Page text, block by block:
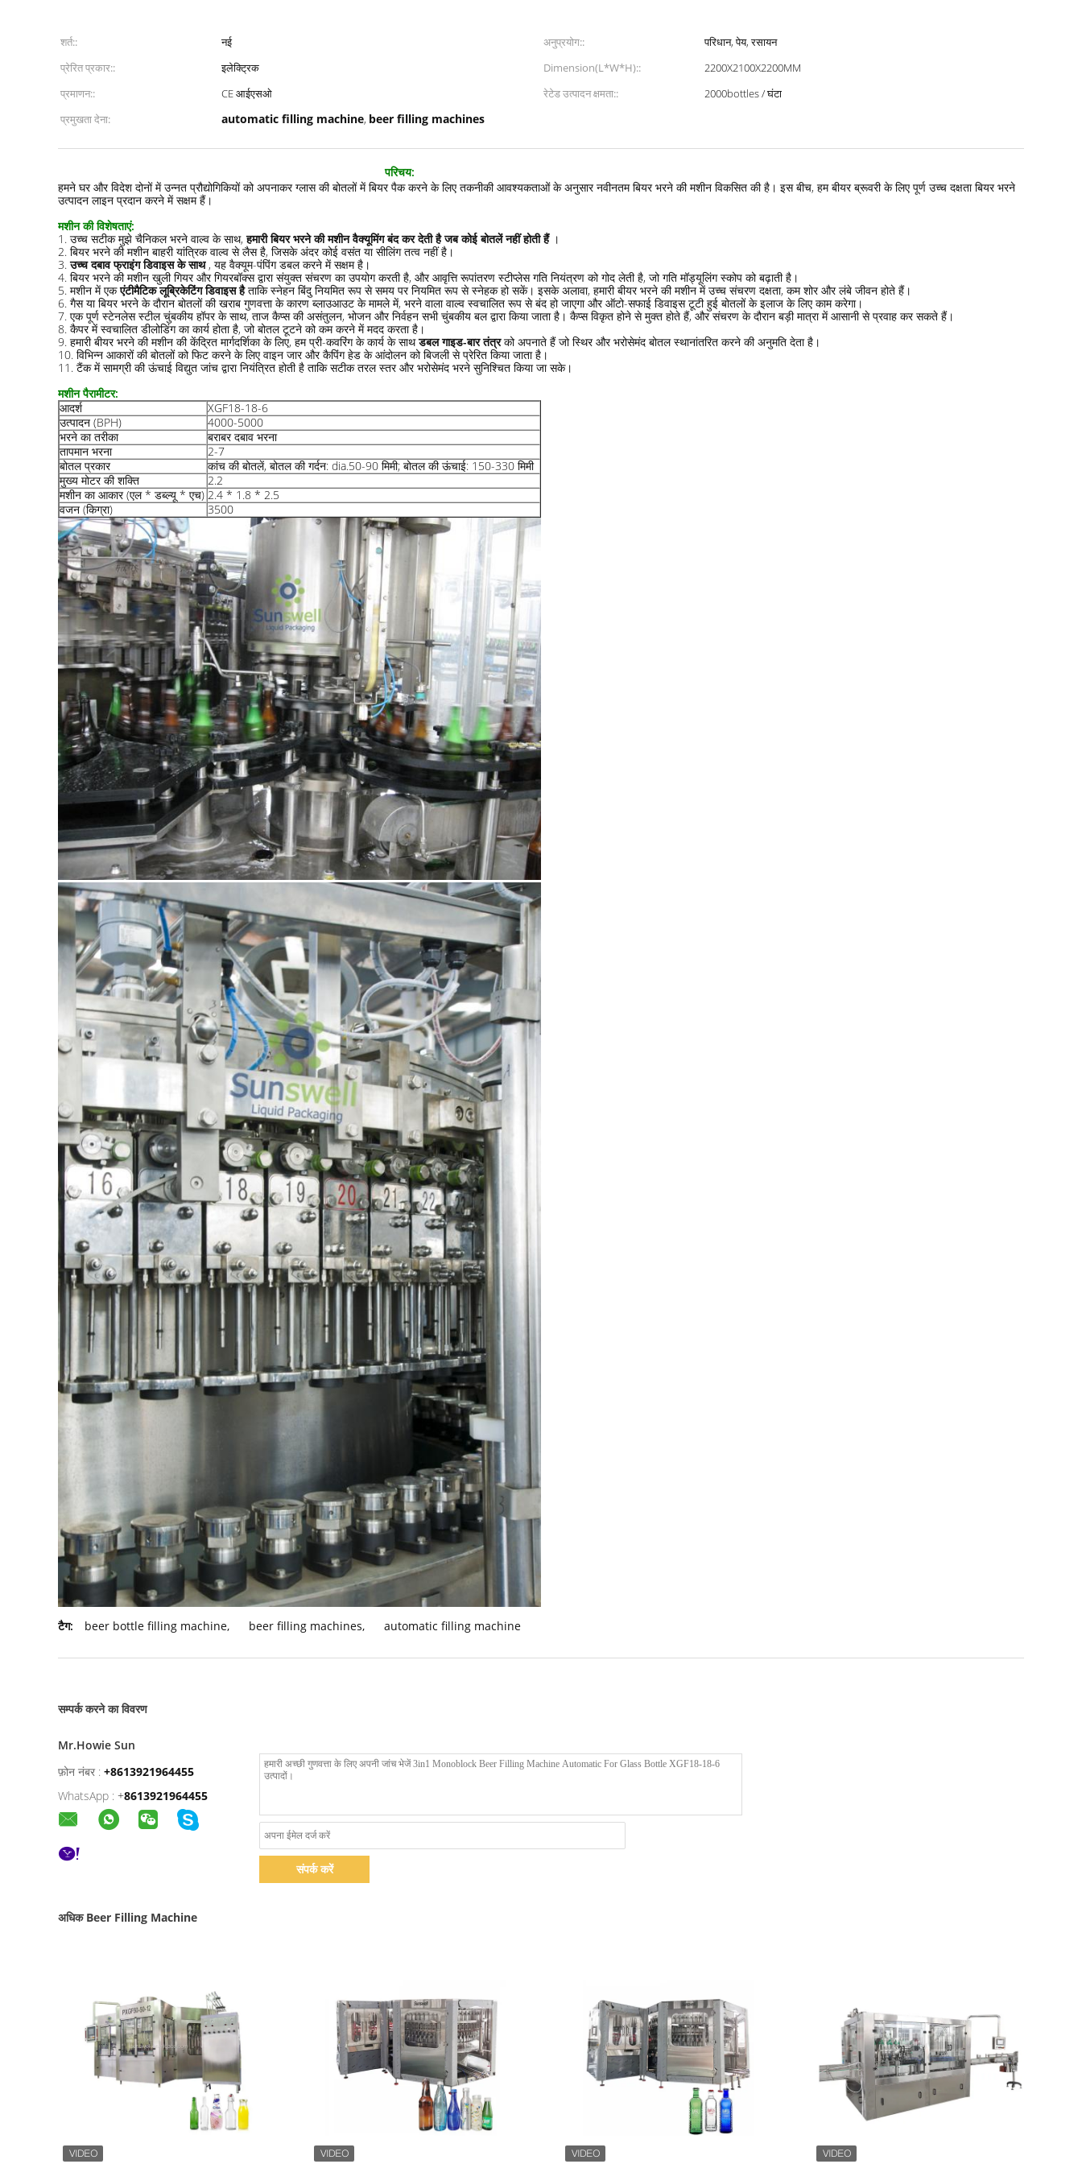
शर्त:: नई अनुप्रयोग::
परिधान, पेय, रसायन
प्रेरित प्रकार::
इलेक्ट्रिक Dimension(L*W*H)::
2200X2100X2200MM
प्रमाणन::
CE आईएसओ रेटेड उत्पादन क्षमता::
2000bottles / घंटा
प्रमुखता देना:
automatic filling machine, beer filling machines
परिचय:
हमने घर और विदेश दोनों में उन्नत प्रौद्योगिकियों को अपनाकर ग्लास की बोतलों में बियर पैक करने के लिए तकनीकी आवश्यकताओं के अनुसार नवीनतम बियर भरने की मशीन विकसित की है। इस बीच, हम बीयर ब्रूवरी के लिए पूर्ण उच्च दक्षता बियर भरने
उत्पादन लाइन प्रदान करने में सक्षम हैं।
मशीन की विशेषताएं:
1. उच्च सटीक मुझे चैनिकल भरने वाल्व के साथ,हमारी बियर भरने की मशीन वैक्यूमिंग बंद कर देती है जब कोई बोतलें नहीं होती हैं।
2. बियर भरने की मशीन बाहरी यांत्रिक वाल्व से लैस है, जिसके अंदर कोई वसंत या सीलिंग तत्व नहीं है।
3.उच्च दबाव फ्राइंग डिवाइस के साथ, यह वैक्यूम-पंपिंग डबल करने में सक्षम है।
4. बियर भरने की मशीन खुली गियर और गियरबॉक्स द्वारा संयुक्त संचरण का उपयोग करती है, और आवृत्ति रूपांतरण स्टीप्लेस गति नियंत्रण को गोद लेती है, जो गति मॉड्यूलिंग स्कोप को बढ़ाती है।
5. मशीन में एकएंटीमैटिक लूब्रिकेटिंग डिवाइस हैताकि स्नेहन बिंदु नियमित रूप से समय पर नियमित रूप से स्नेहक हो सकें। इसके अलावा, हमारी बीयर भरने की मशीन में उच्च संचरण दक्षता, कम शोर और लंबे जीवन होते हैं।
6. गैस या बियर भरने के दौरान बोतलों की खराब गुणवत्ता के कारण ब्लाउआउट के मामले में, भरने वाला वाल्व स्वचालित रूप से बंद हो जाएगा और ऑटो-सफाई डिवाइस टूटी हुई बोतलों के इलाज के लिए काम करेगा।
7. एक पूर्ण स्टेनलेस स्टील चुंबकीय हॉपर के साथ, ताज कैप्स की असंतुलन, भोजन और निर्वहन सभी चुंबकीय बल द्वारा किया जाता है। कैप्स विकृत होने से मुक्त होते हैं, और संचरण के दौरान बड़ी मात्रा में आसानी से प्रवाह कर सकते हैं।
8. कैपर में स्वचालित डीलोडिंग का कार्य होता है, जो बोतल टूटने को कम करने में मदद करता है।
9. हमारी बीयर भरने की मशीन की केंद्रित मार्गदर्शिका के लिए, हम प्री-कवरिंग के कार्य के साथडबल गाइड-बार तंत्रको अपनाते हैं जो स्थिर और भरोसेमंद बोतल स्थानांतरित करने की अनुमति देता है।
10. विभिन्न आकारों की बोतलों को फिट करने के लिए वाइन जार और कैपिंग हेड के आंदोलन को बिजली से प्रेरित किया जाता है।
11. टैंक में सामग्री की ऊंचाई विद्युत जांच द्वारा नियंत्रित होती है ताकि सटीक तरल स्तर और भरोसेमंद भरने सुनिश्चित किया जा सके।
मशीन पैरामीटर:
आदर्श
XGF18-18-6
उत्पादन (BPH)
4000-5000
भरने का तरीका
बराबर दबाव भरना
तापमान भरना
2-7
बोतल प्रकार
कांच की बोतलें, बोतल की गर्दन: dia.50-90 मिमी; बोतल की ऊंचाई: 150-330 मिमी
मुख्य मोटर की शक्ति
2.2
मशीन का आकार (एल * डब्ल्यू * एच) 2.4 * 1.8 * 2.5
वजन (किग्रा)
3500
टैग: beer bottle filling machine, beer filling machines, automatic filling machine
सम्पर्क करने का विवरण
Mr.Howie Sun
फ़ोन नंबर : +8613921964455
WhatsApp : +8613921964455
संपर्क करें
अधिक Beer Filling Machine